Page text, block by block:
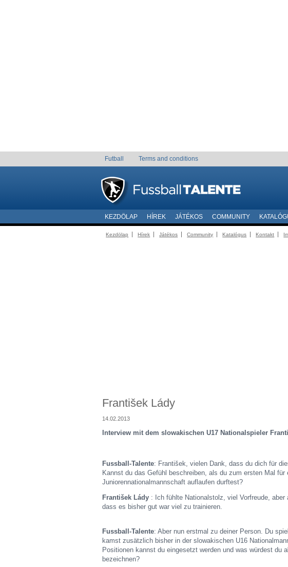
Futball Terms and conditions
KEZDÖLAP HÍREK JÁTÉKOS COMMUNITY
Kezdölap Hírek Játékos Community Katalógus Kontakt
František Lády
14.02.2013
Interview mit dem slowakischen U17 Nationalspieler
Fussball-Talente: František, vielen Dank, dass du dich für
Kannst du das Gefühl beschreiben, als du zum ersten Mal für
Juniorennationalmannschaft auflaufen durftest?
František Lády : Ich fühlte Nationalstolz, viel Vorfreude,
dass es bisher gut war viel zu trainieren.
Fussball-Talente: Aber nun erstmal zu deiner Person. Du
kamst zusätzlich bisher in der slowakischen U16
Positionen kannst du eingesetzt werden und was würdest du
bezeichnen?